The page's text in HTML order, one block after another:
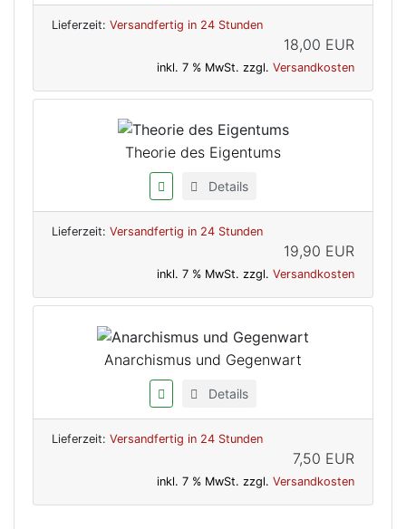
Lieferzeit: Versandfertig in 24 Stunden
18,00 EUR
inkl. 7 % MwSt. zzgl. Versandkosten
Theorie des Eigentums
Details
Lieferzeit: Versandfertig in 24 Stunden
19,90 EUR
inkl. 7 % MwSt. zzgl. Versandkosten
Anarchismus und Gegenwart
Details
Lieferzeit: Versandfertig in 24 Stunden
7,50 EUR
inkl. 7 % MwSt. zzgl. Versandkosten